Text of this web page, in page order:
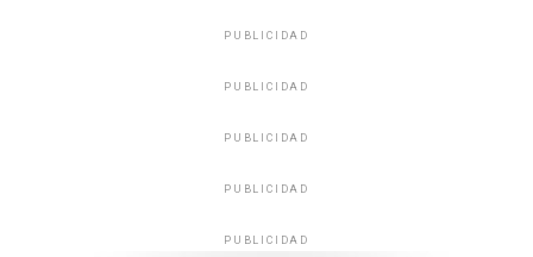
PUBLICIDAD
PUBLICIDAD
PUBLICIDAD
PUBLICIDAD
PUBLICIDAD